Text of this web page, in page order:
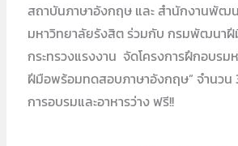
สถาบันภาษาอังกฤษ และ สำนักงานพัฒ
มหาวิทยาลัยรังสิต ร่วมกับ กรมพัฒนาฝี
กระทรวงแรงงาน จัดโครงการฝึกอบรม
ฝีมือพร้อมทดสอบภาษาอังกฤษ” จำนวน
การอบรมและอาหารว่าง ฟรี!!